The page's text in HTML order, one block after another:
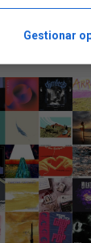
va actuar
dins el
Gestionar